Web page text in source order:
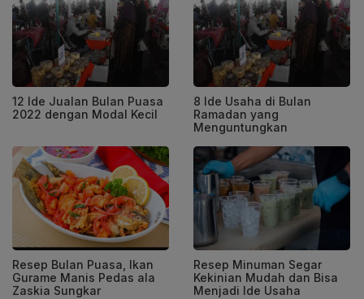
12 Ide Jualan Bulan Puasa
2022 dengan Modal Kecil
8 Ide Usaha di Bulan
Ramadan yang
Menguntungkan
Resep Bulan Puasa, Ikan
Gurame Manis Pedas ala
Zaskia Sungkar
Resep Minuman Segar
Kekinian Mudah dan Bisa
Menjadi Ide Usaha